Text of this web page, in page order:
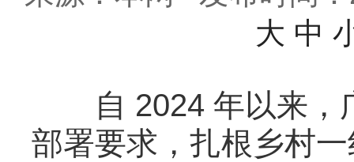
大 中
自 2024 年以来，广
部署要求，扎根乡村